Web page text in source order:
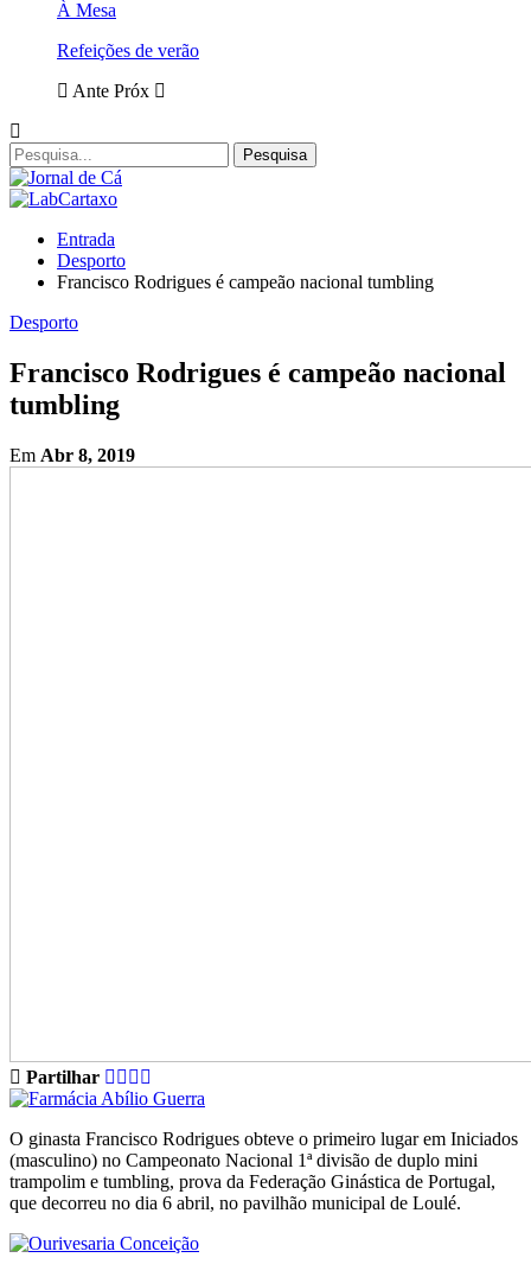
À Mesa
Refeições de verão
Ante Próx
Entrada
Desporto
Francisco Rodrigues é campeão nacional tumbling
Desporto
Francisco Rodrigues é campeão nacional
tumbling
Em Abr 8, 2019
Partilhar
O ginasta Francisco Rodrigues obteve o primeiro lugar em Iniciados
(masculino) no Campeonato Nacional 1ª divisão de duplo mini
trampolim e tumbling, prova da Federação Ginástica de Portugal,
que decorreu no dia 6 abril, no pavilhão municipal de Loulé.